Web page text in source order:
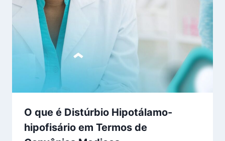
O que é Distúrbio Hipotálamo-
hipofisário em Termos de